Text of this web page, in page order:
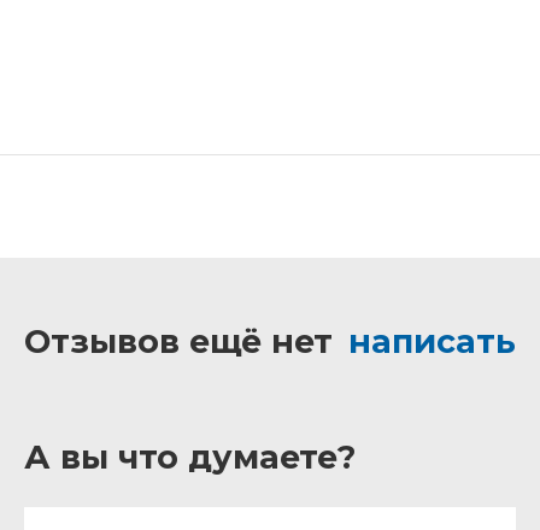
Отзывов ещё нет написать
А вы что думаете?